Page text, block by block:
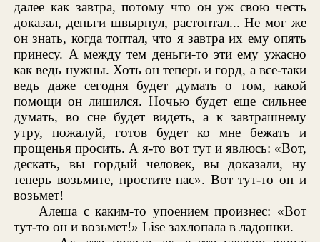
далее как завтра, потому что он уж свою честь
доказал, деньги швырнул, растоптал... Не мог же
он знать, когда топтал, что я завтра их ему опять
принесу. А между тем деньги-то эти ему ужасно
как ведь нужны. Хоть он теперь и горд, а все-таки
ведь даже сегодня будет думать о том, какой
помощи он лишился. Ночью будет еще сильнее
думать, во сне будет видеть, а к завтрашнему
утру, пожалуй, готов будет ко мне бежать и
прощенья просить. А я-то вот тут и явлюсь: «Вот,
дескать, вы гордый человек, вы доказали, ну
теперь возьмите, простите нас». Вот тут-то он и
возьмет!
Алеша с каким-то упоением произнес: «Вот
тут-то он и возьмет!» Lise захлопала в ладошки.